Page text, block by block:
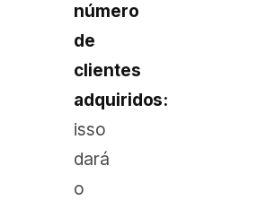
número
de
clientes
adquiridos:
isso
dará
o